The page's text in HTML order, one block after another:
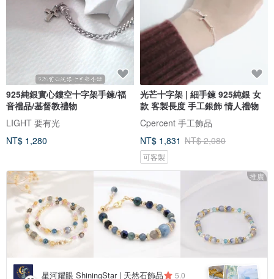
925純銀實心鏤空十字架手鍊/福
音禮品/基督教禮物
LIGHT 要有光
NT$ 1,280
光芒十字架 | 細手鍊 925純銀 女
款 客製長度 手工銀飾 情人禮物
Cpercent 手工飾品
NT$ 1,831 NT$ 2,080
可客製
推廣
星河耀眼 ShiningStar | 天然石飾品 5.0